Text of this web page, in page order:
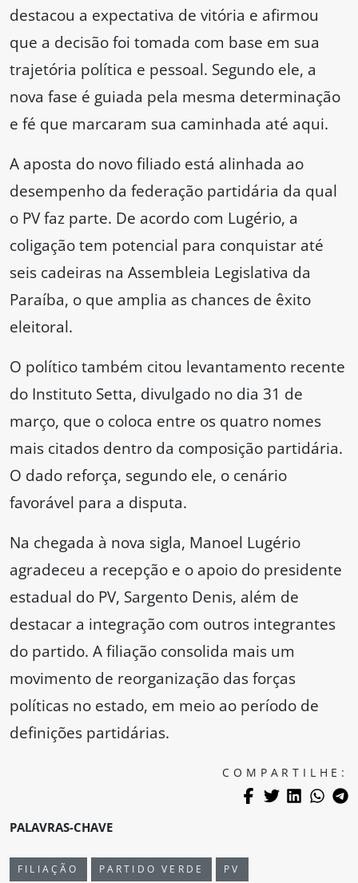
destacou a expectativa de vitória e afirmou
que a decisão foi tomada com base em sua
trajetória política e pessoal. Segundo ele, a
nova fase é guiada pela mesma determinação
e fé que marcaram sua caminhada até aqui.
A aposta do novo filiado está alinhada ao
desempenho da federação partidária da qual
o PV faz parte. De acordo com Lugério, a
coligação tem potencial para conquistar até
seis cadeiras na Assembleia Legislativa da
Paraíba, o que amplia as chances de êxito
eleitoral.
O político também citou levantamento recente
do Instituto Setta, divulgado no dia 31 de
março, que o coloca entre os quatro nomes
mais citados dentro da composição partidária.
O dado reforça, segundo ele, o cenário
favorável para a disputa.
Na chegada à nova sigla, Manoel Lugério
agradeceu a recepção e o apoio do presidente
estadual do PV, Sargento Denis, além de
destacar a integração com outros integrantes
do partido. A filiação consolida mais um
movimento de reorganização das forças
políticas no estado, em meio ao período de
definições partidárias.
COMPARTILHE:
PALAVRAS-CHAVE
FILIAÇÃO PARTIDO VERDE PV